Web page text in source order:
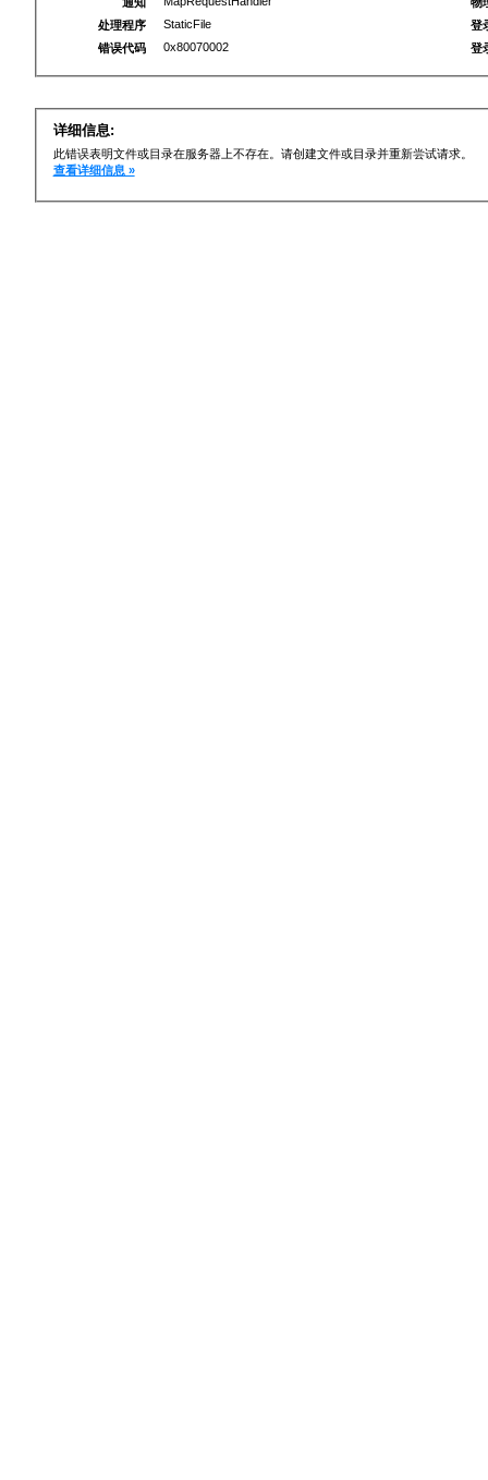
处理程序
StaticFile
错误代码
0x80070002
登
登
详细信息:
此错误表明文件或目录在服务器上不存在。请创建文件或目录并重新尝试请求。
查看详细信息 »